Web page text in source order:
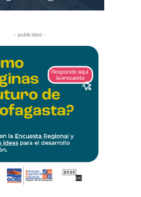
- publicidad -